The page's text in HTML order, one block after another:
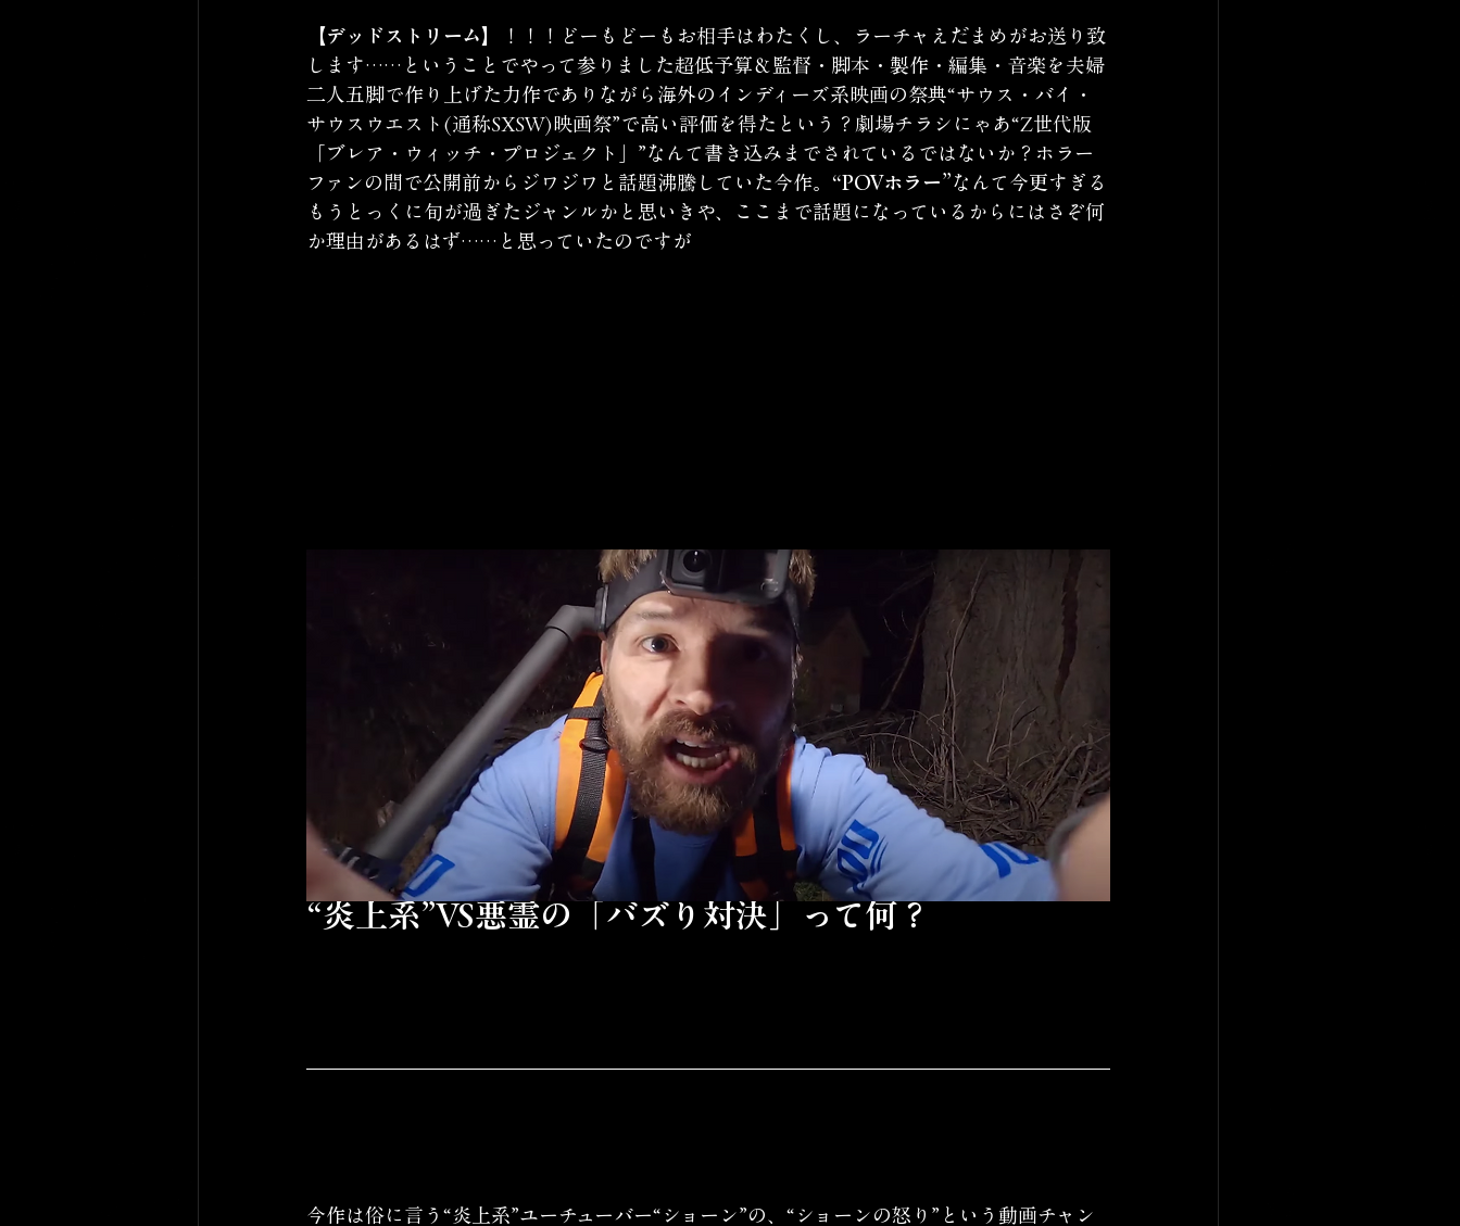
【デッドストリーム】
！！！どーもどーもお相手はわたくし、ラーチャえだまめがお送り致
します……ということでやって参りました超低予算＆監督・脚本・製作・編集・音楽を夫婦
二人五脚で作り上げた力作でありながら海外のインディーズ系映画の祭典“サウス・バイ・
サウスウエスト(通称SXSW)映画祭”で高い評価を得たという？劇場チラシにゃあ“Z世代版
「ブレア・ウィッチ・プロジェクト」”なんて書き込みまでされているではないか？ホラー
ファンの間で公開前からジワジワと話題沸騰していた今作。“POVホラー”なんて今更すぎる
もうとっくに旬が過ぎたジャンルかと思いきや、ここまで話題になっているからにはさぞ何
か理由があるはず……と思っていたのですが
“炎上系”VS悪霊の「バズり対決」って何？
今作は俗に言う“炎上系”ユーチューバー“ショーン”の、“ショーンの怒り”という動画チャン